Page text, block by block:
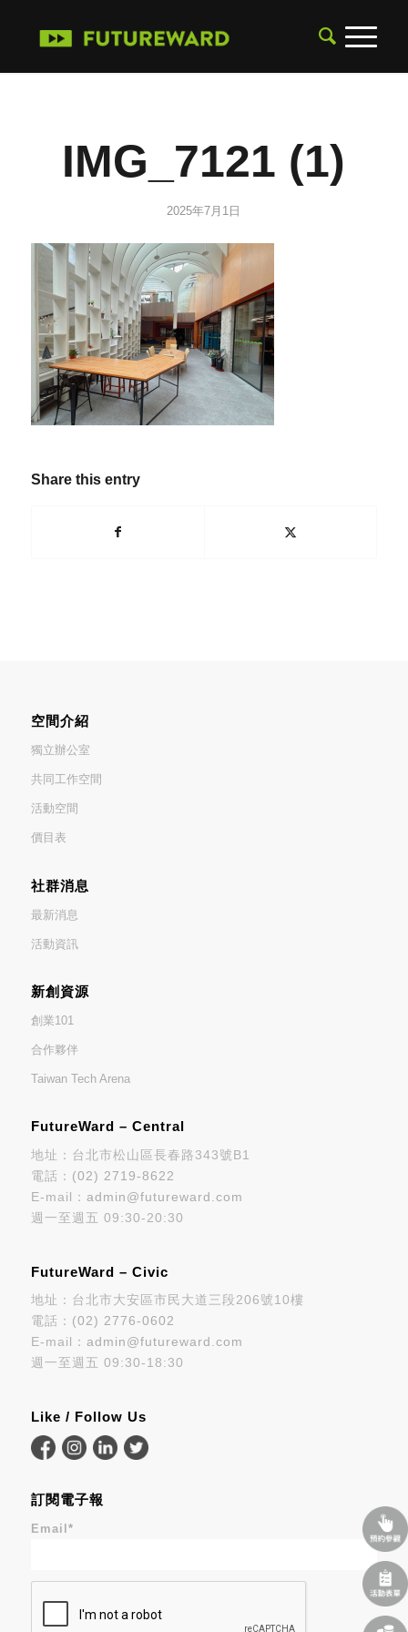
IMG_7121 (1)
2025年7月1日
Share this entry
空間介紹
獨立辦公室
共同工作空間
活動空間
價目表
社群消息
最新消息
活動資訊
新創資源
創業101
合作夥伴
Taiwan Tech Arena
FutureWard – Central
地址：台北市松山區長春路343號B1
電話： (02) 2719-8622
E-mail： admin@futureward.com
週一至週五 09:30-20:30
FutureWard – Civic
地址：台北市大安區市民大道三段206號10樓
電話： (02) 2776-0602
E-mail： admin@futureward.com
週一至週五 09:30-18:30
Like / Follow Us
訂閱電子報
Email *